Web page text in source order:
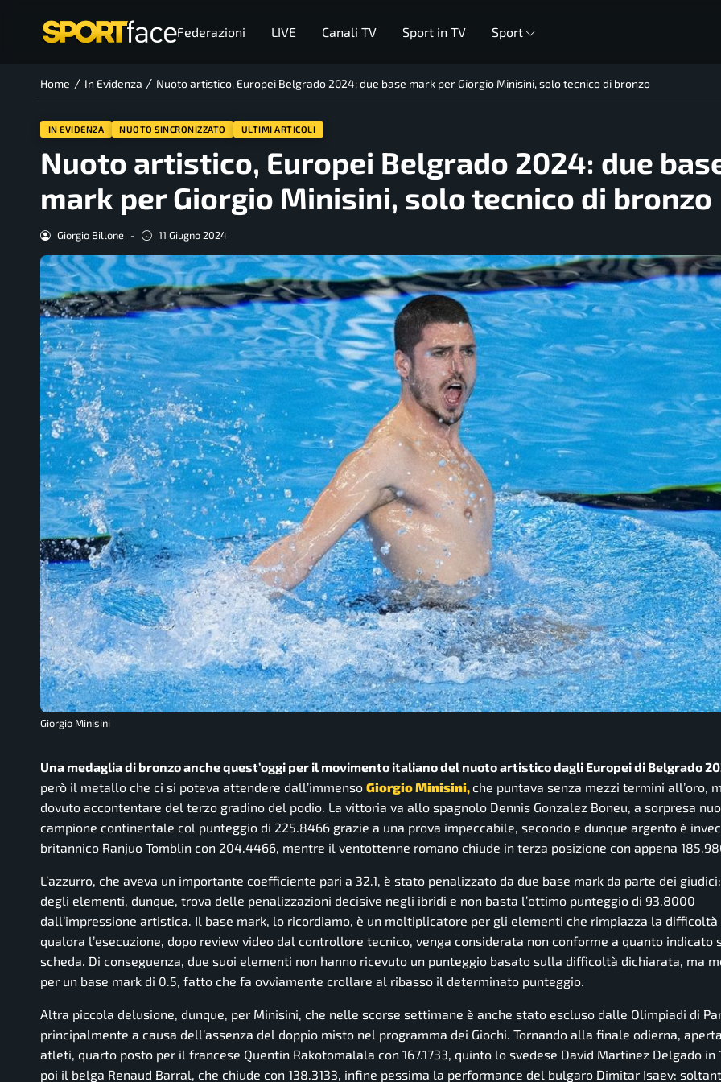
Federazioni LIVE Canali TV Sport in TV Sport
Home / In Evidenza / Nuoto artistico, Europei Belgrado 2024: due base mark per Giorgio Minisini, solo tecnico di bronzo
IN EVIDENZA NUOTO SINCRONIZZATO ULTIMI ARTICOLI
Nuoto artistico, Europei Belgrado 2024: due
mark per Giorgio Minisini, solo tecnico di bronzo
Giorgio Billone - 11 Giugno 2024
Giorgio Minisini
Una medaglia di bronzo anche quest’oggi per il movimento italiano del nuoto artistico dagli Europei di Belgrado
però il metallo che ci si poteva attendere dall’immenso Giorgio Minisini,che puntava senza mezzi termini all’oro,
dovuto accontentare del terzo gradino del podio. La vittoria va allo spagnolo Dennis Gonzalez Boneu, a sorpresa
campione continentale col punteggio di 225.8466 grazie a una prova impeccabile, secondo e dunque argento è
britannico Ranjuo Tomblin con 204.4466, mentre il ventottenne romano chiude in terza posizione con appena
L’azzurro, che aveva un importante coefficiente pari a 32.1, è stato penalizzato da due base mark da parte dei
degli elementi, dunque, trova delle penalizzazioni decisive negli ibridi e non basta l’ottimo punteggio di 93.8000
dall’impressione artistica. Il base mark, lo ricordiamo, è un moltiplicatore per gli elementi che rimpiazza la
qualora l’esecuzione, dopo review video dal controllore tecnico, venga considerata non conforme a quanto indicato
scheda. Di conseguenza, due suoi elementi non hanno ricevuto un punteggio basato sulla difficoltà dichiarata, ma
per un base mark di 0.5, fatto che fa ovviamente crollare al ribasso il determinato punteggio.
Altra piccola delusione, dunque, per Minisini, che nelle scorse settimane è anche stato escluso dalle Olimpiadi di
principalmente a causa dell’assenza del doppio misto nel programma dei Giochi. Tornando alla finale odierna,
atleti, quarto posto per il francese Quentin Rakotomalala con 167.1733, quinto lo svedese David Martinez Delgado in
poi il belga Renaud Barral, che chiude con 138.3133, infine pessima la performance del bulgaro Dimitar Isaev: